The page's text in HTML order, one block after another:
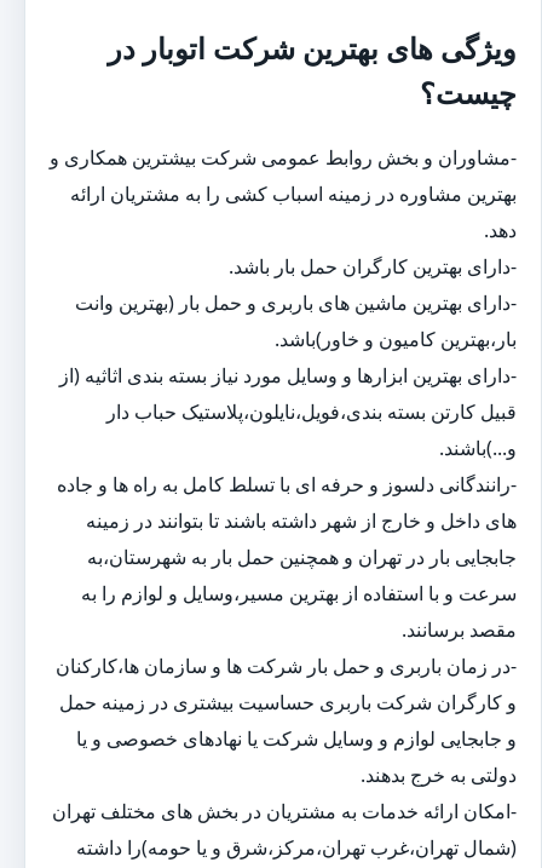
ویژگی های بهترین شرکت اتوبار در
چیست؟
-مشاوران و بخش روابط عمومی شرکت بیشترین همکاری و
بهترین مشاوره در زمینه اسباب کشی را به مشتریان ارائه
دهد.
-دارای بهترین کارگران حمل بار باشد.
-دارای بهترین ماشین های باربری و حمل بار (بهترین وانت
بار،بهترین کامیون و خاور)باشد.
-دارای بهترین ابزارها و وسایل مورد نیاز بسته بندی اثاثیه (از
قبیل کارتن بسته بندی،فویل،نایلون،پلاستیک حباب دار
و...)باشند.
-رانندگانی دلسوز و حرفه ای با تسلط کامل به راه ها و جاده
های داخل و خارج از شهر داشته باشند تا بتوانند در زمینه
جابجایی بار در تهران و همچنین حمل بار به شهرستان،به
سرعت و با استفاده از بهترین مسیر،وسایل و لوازم را به
مقصد برسانند.
-در زمان باربری و حمل بار شرکت ها و سازمان ها،کارکنان
و کارگران شرکت باربری حساسیت بیشتری در زمینه حمل
و جابجایی لوازم و وسایل شرکت یا نهادهای خصوصی و یا
دولتی به خرج بدهند.
-امکان ارائه خدمات به مشتریان در بخش های مختلف تهران
(شمال تهران،غرب تهران،مرکز،شرق و یا حومه)را داشته